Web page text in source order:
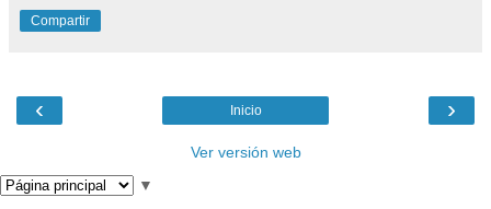
Compartir
‹ ›
Inicio
Ver versión web
▼